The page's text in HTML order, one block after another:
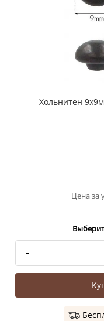
Хольнитен
Цена за
-